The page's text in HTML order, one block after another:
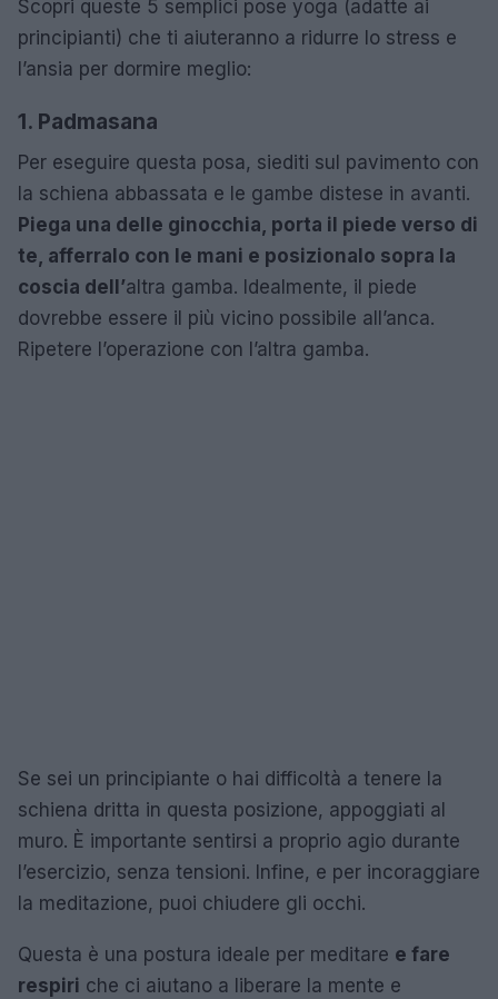
Scopri queste 5 semplici pose yoga (adatte ai
principianti) che ti aiuteranno a ridurre lo stress e
l’ansia per dormire meglio:
1. Padmasana
Per eseguire questa posa, siediti sul pavimento con
la schiena abbassata e le gambe distese in avanti.
Piega una delle ginocchia, porta il piede verso di
te, afferralo con le mani e posizionalo sopra la
coscia dell’altra gamba. Idealmente, il piede
dovrebbe essere il più vicino possibile all’anca.
Ripetere l’operazione con l’altra gamba.
Se sei un principiante o hai difficoltà a tenere la
schiena dritta in questa posizione, appoggiati al
muro. È importante sentirsi a proprio agio durante
l’esercizio, senza tensioni. Infine, e per incoraggiare
la meditazione, puoi chiudere gli occhi.
Questa è una postura ideale per meditare e fare
respiri che ci aiutano a liberare la mente e